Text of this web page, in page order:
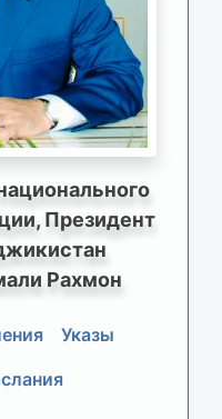
Президент
Рахмон
Указы